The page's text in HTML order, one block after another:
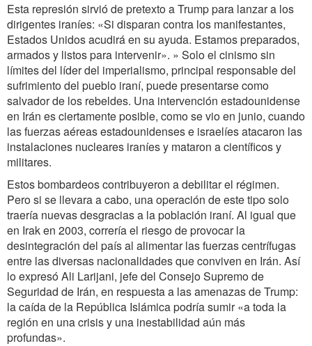
Esta represión sirvió de pretexto a Trump para lanzar a los
dirigentes iraníes: «Si disparan contra los manifestantes,
Estados Unidos acudirá en su ayuda. Estamos preparados,
armados y listos para intervenir». » Solo el cinismo sin
límites del líder del imperialismo, principal responsable del
sufrimiento del pueblo iraní, puede presentarse como
salvador de los rebeldes. Una intervención estadounidense
en Irán es ciertamente posible, como se vio en junio, cuando
las fuerzas aéreas estadounidenses e israelíes atacaron las
instalaciones nucleares iraníes y mataron a científicos y
militares.
Estos bombardeos contribuyeron a debilitar el régimen.
Pero si se llevara a cabo, una operación de este tipo solo
traería nuevas desgracias a la población iraní. Al igual que
en Irak en 2003, correría el riesgo de provocar la
desintegración del país al alimentar las fuerzas centrífugas
entre las diversas nacionalidades que conviven en Irán. Así
lo expresó Ali Larijani, jefe del Consejo Supremo de
Seguridad de Irán, en respuesta a las amenazas de Trump:
la caída de la República Islámica podría sumir «a toda la
región en una crisis y una inestabilidad aún más
profundas».